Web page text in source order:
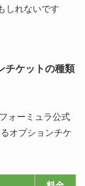
しれないです
チケットの種類
ォーミュラ公式
オプションチケ